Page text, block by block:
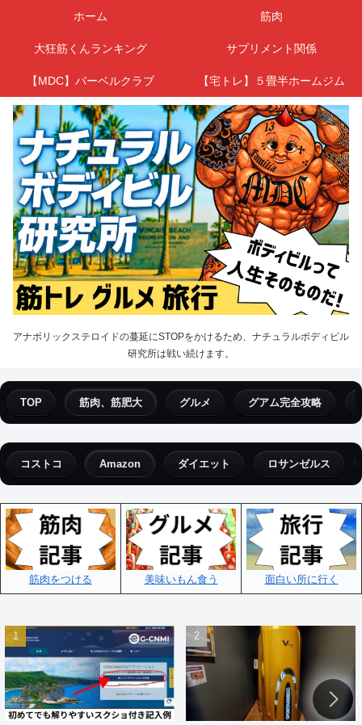
アナボリックステロイドの蔓延にSTOPをかけるため、ナチュラルボディビル
研究所は戦い続けます。
ホーム 筋肉
大狂筋くんランキング サプリメント関係
【MDC】バーベルクラブ 【宅トレ】５畳半ホームジム
TOP 筋肉、筋肥大 グルメ グアム完全攻略
コストコ Amazon ダイエット ロサンゼルス
筋肉をつける 美味いもん食う 面白い所に行く